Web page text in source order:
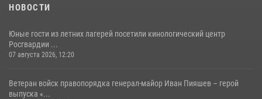
НОВОСТИ
Юные гости из летних лагерей посетили кинологический центр
Росгвардии ...
07 августа 2026, 12:20
Ветеран войск правопорядка генерал-майор Иван Пияшев – герой
выпуска «...